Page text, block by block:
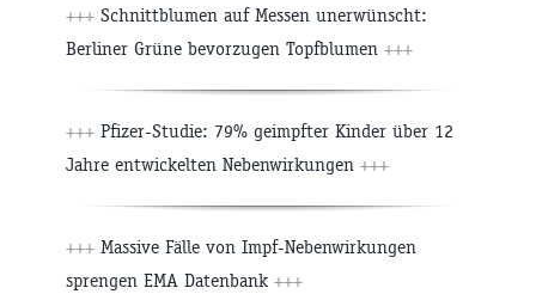
+++ Schnittblumen auf Messen unerwünscht:
Berliner Grüne bevorzugen Topfblumen +++
+++ Pfizer-Studie: 79% geimpfter Kinder über 12
Jahre entwickelten Nebenwirkungen +++
+++ Massive Fälle von Impf-Nebenwirkungen
sprengen EMA Datenbank +++